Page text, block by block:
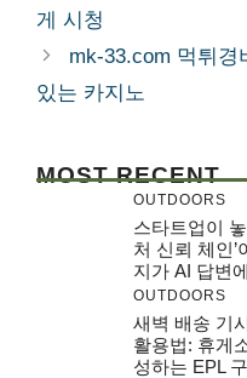
게 시청
mk-33.com 먹튀경
있는 카지노
MOST RECENT
OUTDOORS
스타트업이
처 신뢰 체인’
지가 AI 답변
OUTDOORS
새벽 배송 기
활용법: 휴게
성하는 EPL